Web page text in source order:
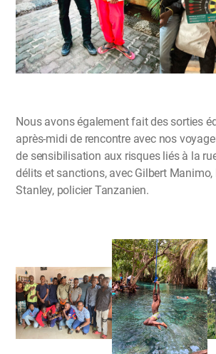
Nous avons également fait des sorties
après-midi de rencontre avec nos
de sensibilisation aux risques liés à la
délits et sanctions, avec Gilbert Manimo,
Stanley, policier Tanzanien.